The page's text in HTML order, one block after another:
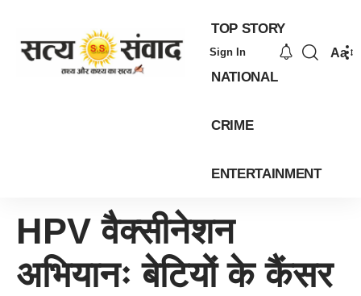
TOP STORY
NATIONAL
CRIME
ENTERTAINMENT
Sign In Aa
HPV वैक्सीनेशन
अभियानः बेटियों के कैंसर